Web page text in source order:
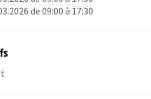
de 09:00 à 17:30